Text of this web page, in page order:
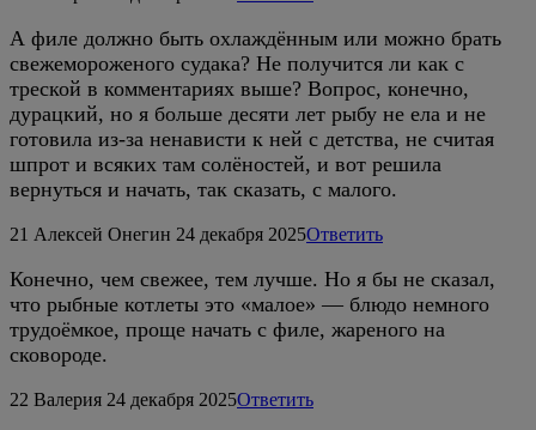
А филе должно быть охлаждённым или можно брать
свежемороженого судака? Не получится ли как с
треской в комментариях выше? Вопрос, конечно,
дурацкий, но я больше десяти лет рыбу не ела и не
готовила из-за ненависти к ней с детства, не считая
шпрот и всяких там солёностей, и вот решила
вернуться и начать, так сказать, с малого.
21 Алексей Онегин 24 декабря 2025Ответить
Конечно, чем свежее, тем лучше. Но я бы не сказал,
что рыбные котлеты это «малое» — блюдо немного
трудоёмкое, проще начать с филе, жареного на
сковороде.
22 Валерия 24 декабря 2025Ответить